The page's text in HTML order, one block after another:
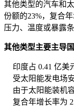
其他类型的汽车和
份额的23%，复合
压力、温度或暴露
其他类型主要主导
印度占 0.41 亿美
受太阳能发电场
由于太阳能装机
复合年增长率为